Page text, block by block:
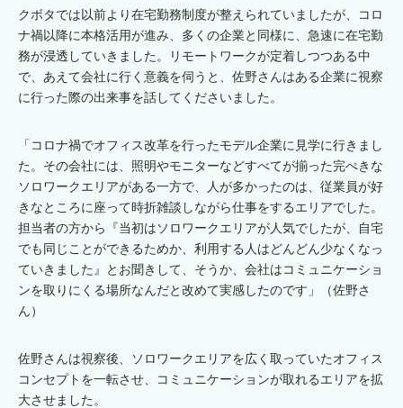
クボタでは以前より在宅勤務制度が整えられていましたが、コロ
ナ禍以降に本格活用が進み、多くの企業と同様に、急速に在宅勤
務が浸透していきました。リモートワークが定着しつつある中
で、あえて会社に行く意義を伺うと、佐野さんはある企業に視察
に行った際の出来事を話してくださいました。
「コロナ禍でオフィス改革を行ったモデル企業に見学に行きまし
た。その会社には、照明やモニターなどすべてが揃った完ぺきな
ソロワークエリアがある一方で、人が多かったのは、従業員が好
きなところに座って時折雑談しながら仕事をするエリアでした。
担当者の方から『当初はソロワークエリアが人気でしたが、自宅
でも同じことができるためか、利用する人はどんどん少なくなっ
ていきました』とお聞きして、そうか、会社はコミュニケーショ
ンを取りにくる場所なんだと改めて実感したのです」（佐野さ
ん）
佐野さんは視察後、ソロワークエリアを広く取っていたオフィス
コンセプトを一転させ、コミュニケーションが取れるエリアを拡
大させました。